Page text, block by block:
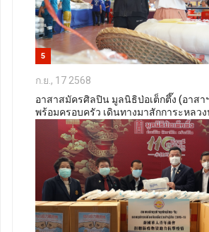
5
ก.ย., 17 2568
อาสาสมัครศิลปิน มูลนิธิป่อเต็กตึ๊ง (อาสา
พร้อมครอบครัว เดินทางมาสักการะหลว